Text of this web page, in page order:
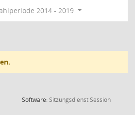
2014 - 2019
Software:SitzungsdienstSession(Wird in